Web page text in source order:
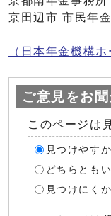
京田辺市 市民年
（日本年金機構
ご意見をお
このページは
見つけやす
どちらとも
見つけにく